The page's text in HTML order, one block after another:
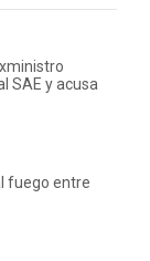
SAE y acusa
fuego entre